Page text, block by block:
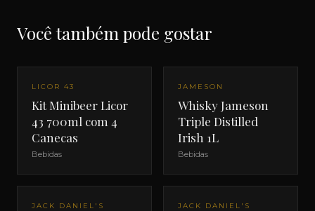
Você também pode gostar
LICOR 43
Kit Minibeer Licor
43 700ml com 4
Canecas
Bebidas
JAMESON
Whisky Jameson
Triple Distilled
Irish 1L
Bebidas
JACK DANIEL'S JACK DANIEL'S